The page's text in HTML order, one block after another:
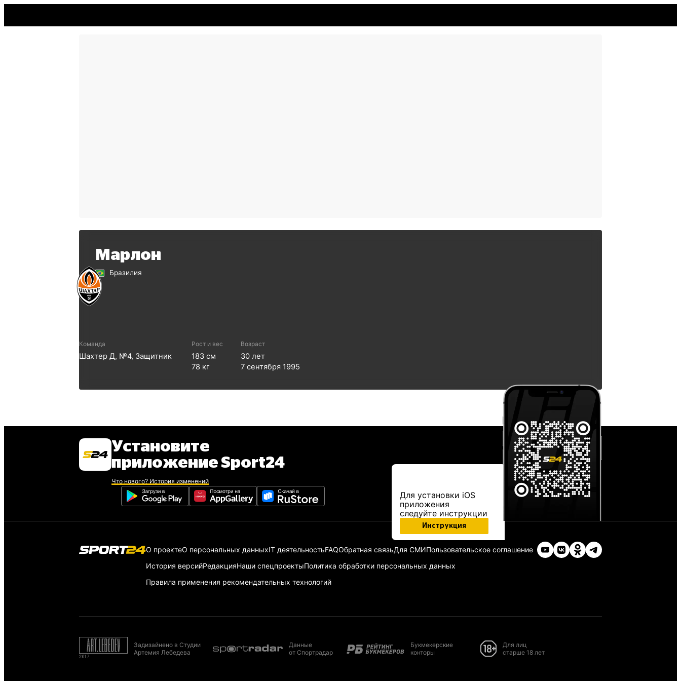
Марлон
Бразилия
Команда
Шахтер Д, №4, Защитник
Рост и вес
183 см
78 кг
Возраст
30 лет
7 сентября 1995
Установите
приложение Sport24
Что нового? История изменений
Для установки iOS
приложения
следуйте инструкции
Инструкция
О проектеО персональных данныхIT деятельностьFAQОбратная связьДля СМИПользовательское соглашение
История версийРедакцияНаши спецпроектыПолитика обработки персональных данных
Правила применения рекомендательных технологий
Задизайнено в Студии
Артемия Лебедева
Данные
от Спортрадар
Букмекерские
конторы
Для лиц
старше 18 лет